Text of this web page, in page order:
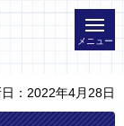
メニュー
：2022年4月28日